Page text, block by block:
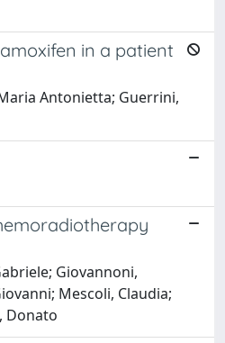
in a patient
Antonietta; Guerrini,
Giovannoni,
Mescoli, Claudia;
Donato